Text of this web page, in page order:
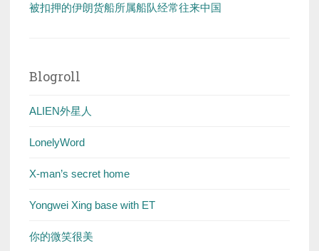
被扣押的伊朗货船所属船队经常往来中国
Blogroll
ALIEN外星人
LonelyWord
X-man’s secret home
Yongwei Xing base with ET
你的微笑很美